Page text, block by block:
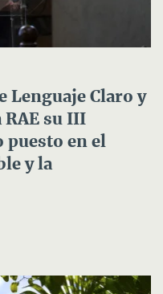
Lenguaje Claro y
RAE su III
puesto en el
y la